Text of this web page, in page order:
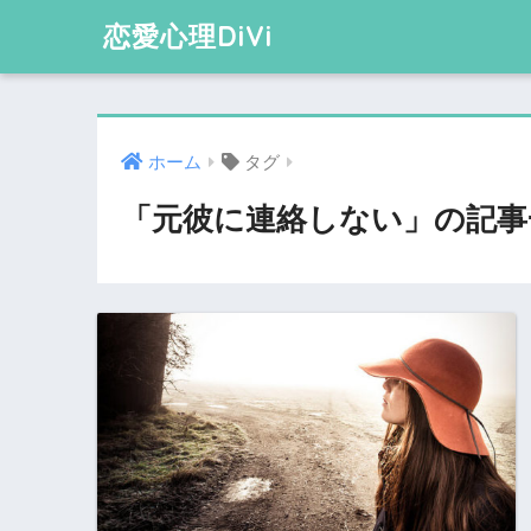
恋愛心理DiVi
ホーム タグ
「元彼に連絡しない」の記